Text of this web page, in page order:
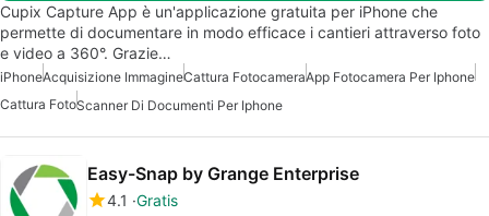
Cupix Capture App è un'applicazione gratuita per iPhone che
permette di documentare in modo efficace i cantieri attraverso foto
e video a 360°. Grazie…
iPhoneAcquisizione ImmagineCattura FotocameraApp Fotocamera Per Iphone
Cattura FotoScanner Di Documenti Per Iphone
Easy-Snap by Grange Enterprise
4.1 Gratis